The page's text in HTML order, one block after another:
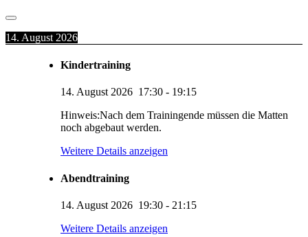
14. August 2026
Kindertraining
14. August 2026 17:30 - 19:15
Hinweis:Nach dem Trainingende müssen die Matten
noch abgebaut werden.
Weitere Details anzeigen
Abendtraining
14. August 2026 19:30 - 21:15
Weitere Details anzeigen